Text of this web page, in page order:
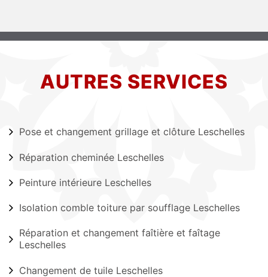
AUTRES SERVICES
Pose et changement grillage et clôture Leschelles
Réparation cheminée Leschelles
Peinture intérieure Leschelles
Isolation comble toiture par soufflage Leschelles
Réparation et changement faîtière et faîtage
Leschelles
Changement de tuile Leschelles